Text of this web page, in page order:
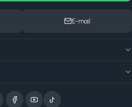
E-mail